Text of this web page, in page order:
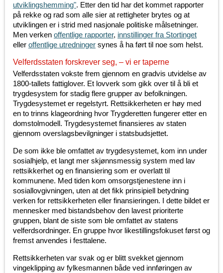
utviklingshemming". Etter den tid har det kommet rapporter
på rekke og rad som alle sier at rettigheter brytes og at
utviklingen er i strid med nasjonale politiske målsetninger.
Men verken offentlige rapporter, innstillinger fra Stortinget
eller offentlige utredninger synes å ha ført til noe som helst.
Velferdsstaten forskrever seg, – vi er taperne
Velferdsstaten vokste frem gjennom en gradvis utvidelse av
1800-tallets fattiglover. Et lovverk som gikk over til å bli et
trygdesystem for stadig flere grupper av befolkningen.
Trygdesystemet er regelstyrt. Rettsikkerheten er høy med
en to trinns klageordning hvor Trygderetten fungerer etter en
domstolmodell. Trygdesystemet finansieres av staten
gjennom overslagsbevilgninger i statsbudsjettet.
De som ikke ble omfattet av trygdesystemet, kom inn under
sosialhjelp, et langt mer skjønnsmessig system med lav
rettsikkerhet og en finansiering som er overlatt til
kommunene. Med tiden kom omsorgstjenestene inn i
sosiallovgivningen, uten at det fikk prinsipiell betydning
verken for rettsikkerheten eller finansieringen. I dette bildet er
mennesker med bistandsbehov den lavest prioriterte
gruppen, blant de siste som ble omfattet av statens
velferdsordninger. En gruppe hvor likestillingsfokuset først og
fremst anvendes i festtalene.
Rettsikkerheten var svak og er blitt svekket gjennom
vingeklipping av fylkesmannen både ved innføringen av